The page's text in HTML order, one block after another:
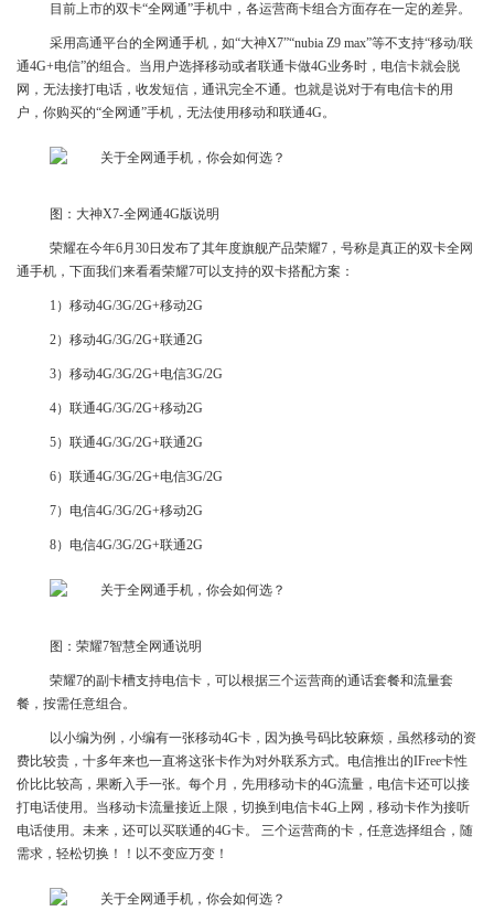
目前上市的双卡“全网通”手机中，各运营商卡组合方面存在一定的差异。
采用高通平台的全网通手机，如“大神X7”“nubia Z9 max”等不支持“移动/联
通4G+电信”的组合。当用户选择移动或者联通卡做4G业务时，电信卡就会脱
网，无法接打电话，收发短信，通讯完全不通。也就是说对于有电信卡的用
户，你购买的“全网通”手机，无法使用移动和联通4G。
图：大神X7-全网通4G版说明
荣耀在今年6月30日发布了其年度旗舰产品荣耀7，号称是真正的双卡全网
通手机，下面我们来看看荣耀7可以支持的双卡搭配方案：
1）移动4G/3G/2G+移动2G
2）移动4G/3G/2G+联通2G
3）移动4G/3G/2G+电信3G/2G
4）联通4G/3G/2G+移动2G
5）联通4G/3G/2G+联通2G
6）联通4G/3G/2G+电信3G/2G
7）电信4G/3G/2G+移动2G
8）电信4G/3G/2G+联通2G
图：荣耀7智慧全网通说明
荣耀7的副卡槽支持电信卡，可以根据三个运营商的通话套餐和流量套
餐，按需任意组合。
以小编为例，小编有一张移动4G卡，因为换号码比较麻烦，虽然移动的资
费比较贵，十多年来也一直将这张卡作为对外联系方式。电信推出的IFree卡性
价比比较高，果断入手一张。每个月，先用移动卡的4G流量，电信卡还可以接
打电话使用。当移动卡流量接近上限，切换到电信卡4G上网，移动卡作为接听
电话使用。未来，还可以买联通的4G卡。 三个运营商的卡，任意选择组合，随
需求，轻松切换！！以不变应万变！